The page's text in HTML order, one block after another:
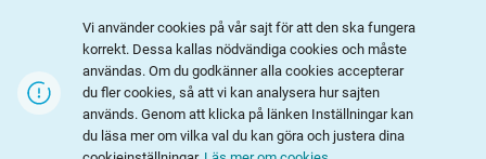
Vi använder cookies på vår sajt för att den ska fungera
korrekt. Dessa kallas nödvändiga cookies och måste
användas. Om du godkänner alla cookies accepterar
du fler cookies, så att vi kan analysera hur sajten
används. Genom att klicka på länken Inställningar kan
du läsa mer om vilka val du kan göra och justera dina